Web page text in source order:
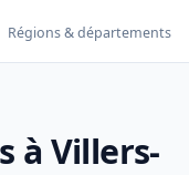
Régions & départements
à Villers-